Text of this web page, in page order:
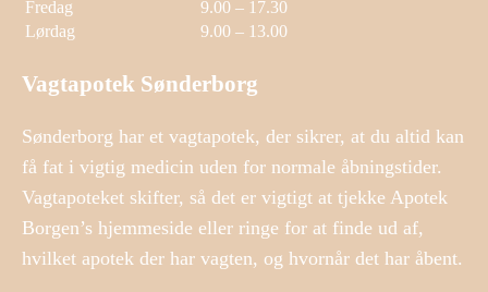
Fredag
9.00 – 17.30
Lørdag
9.00 – 13.00
Vagtapotek Sønderborg
Sønderborg har et vagtapotek, der sikrer, at du altid kan
få fat i vigtig medicin uden for normale åbningstider.
Vagtapoteket skifter, så det er vigtigt at tjekke Apotek
Borgen’s hjemmeside eller ringe for at finde ud af,
hvilket apotek der har vagten, og hvornår det har åbent.